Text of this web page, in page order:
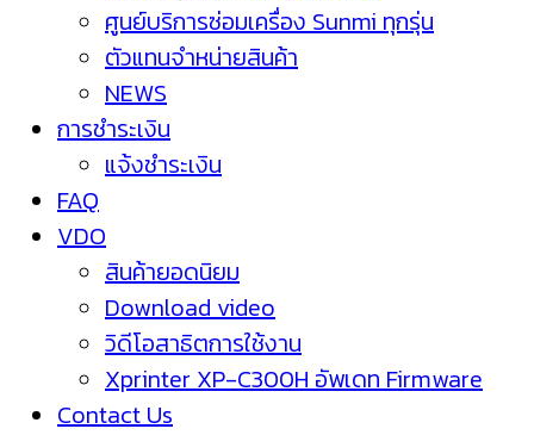
ศูนย์บริการซ่อมเครื่อง Sunmi ทุกรุ่น
ตัวแทนจำหน่ายสินค้า
NEWS
การชำระเงิน
แจ้งชำระเงิน
FAQ
VDO
สินค้ายอดนิยม
Download video
วิดีโอสาธิตการใช้งาน
Xprinter XP-C300H อัพเดท Firmware
Contact Us